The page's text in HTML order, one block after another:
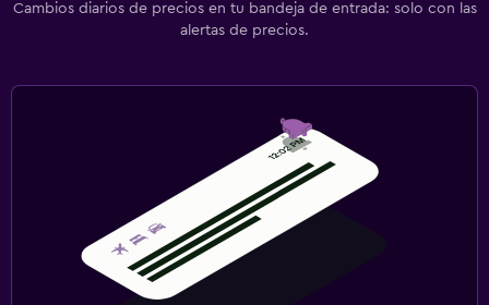
Cambios diarios de precios en tu bandeja de entrada: solo con las
alertas de precios.